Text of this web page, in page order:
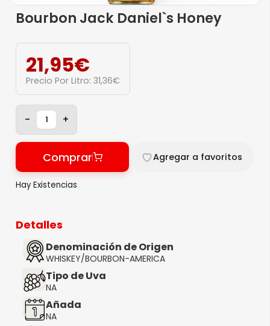
Bourbon Jack Daniel`s Honey
21,95€
Precio Por Litro: 31,36€
- +
Comprar Agregar a favoritos
Hay Existencias
Detalles
Denominación de Origen
WHISKEY/BOURBON-AMERICA
Tipo de Uva
NA
Añada
NA